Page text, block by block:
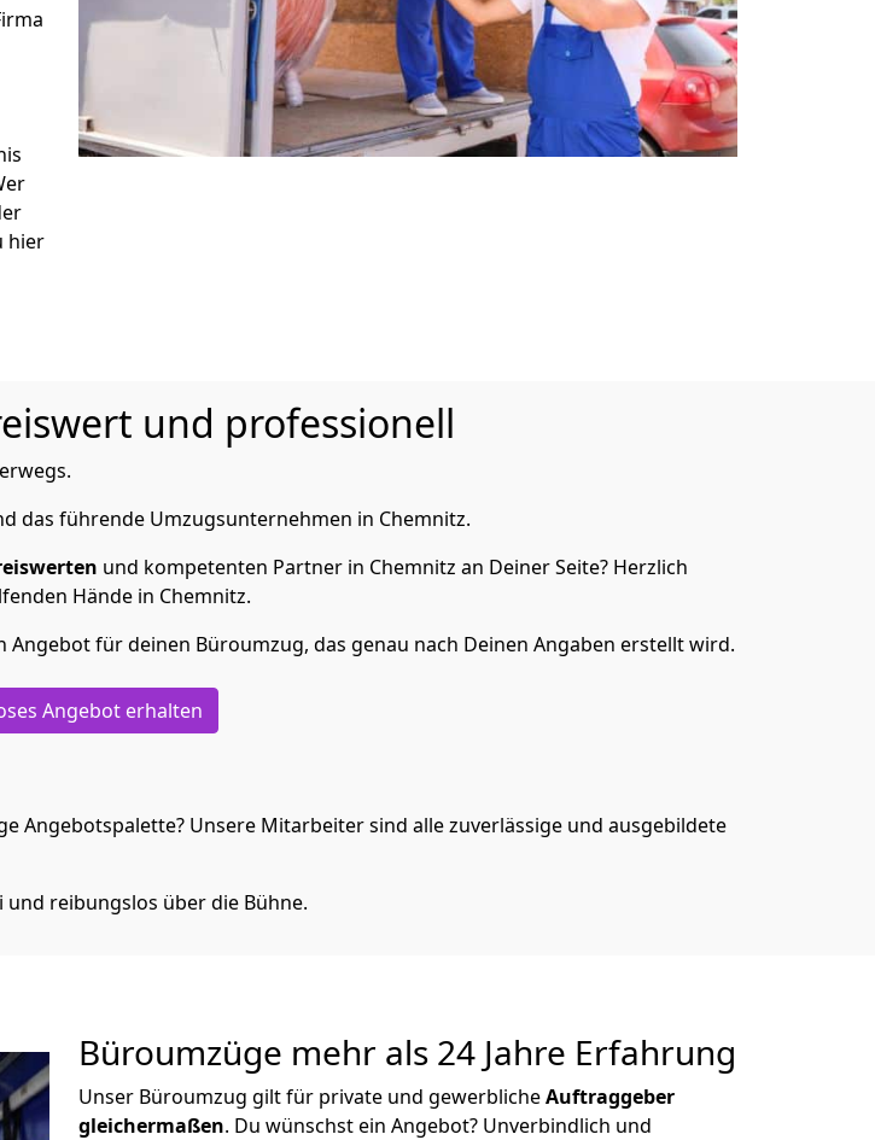
hier
und professionell
das führende Umzugsunternehmen in Chemnitz.
und kompetenten Partner in Chemnitz an Deiner Seite? Herzlich
Hände in Chemnitz.
für deinen Büroumzug, das genau nach Deinen Angaben erstellt wird.
Angebot erhalten
Angebotspalette? Unsere Mitarbeiter sind alle zuverlässige und ausgebildete
und reibungslos über die Bühne.
Büroumzüge mehr als 24 Jahre Erfahrung
Unser Büroumzug gilt für private und gewerblicheAuftraggeber
gleichermaßen. Du wünschst ein Angebot? Unverbindlich und